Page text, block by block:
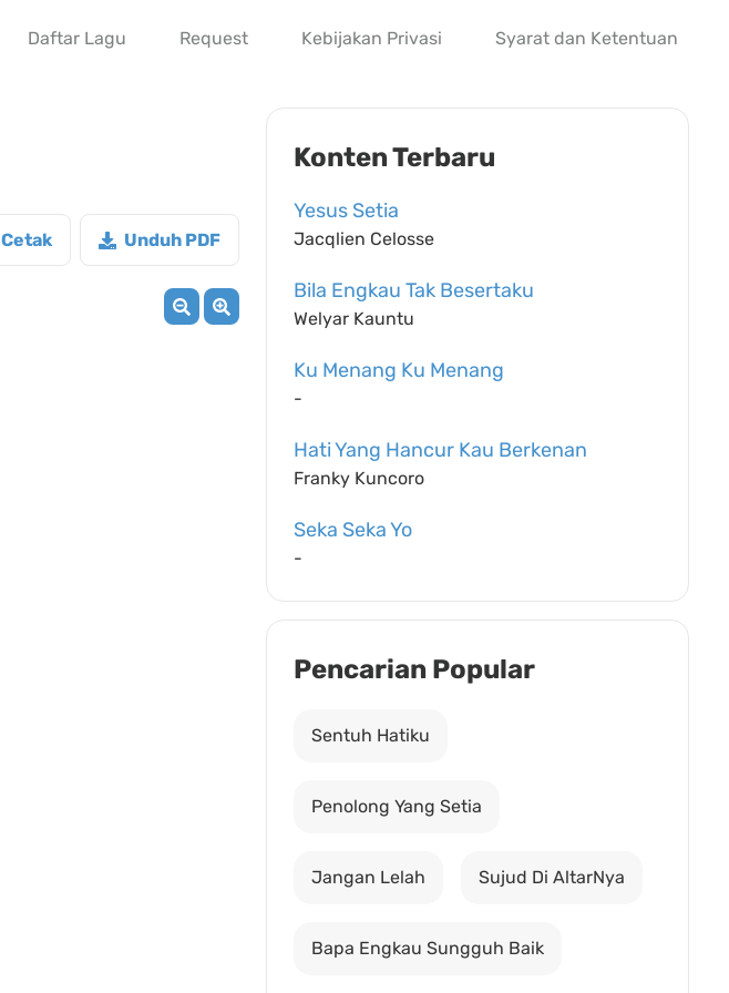
Daftar Lagu Request Kebijakan Privasi Syarat dan Ketentuan
Cetak Unduh PDF
Konten Terbaru
Yesus Setia
Jacqlien Celosse
Bila Engkau Tak Besertaku
Welyar Kauntu
Ku Menang Ku Menang
-
Hati Yang Hancur Kau Berkenan
Franky Kuncoro
Seka Seka Yo
-
Pencarian Popular
Sentuh Hatiku
Penolong Yang Setia
Jangan Lelah Sujud Di AltarNya
Bapa Engkau Sungguh Baik